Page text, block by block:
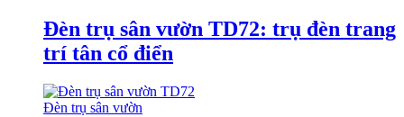
Đèn trụ sân vườn TD72: trụ đèn trang
trí tân cổ điển
Đèn trụ sân vườn